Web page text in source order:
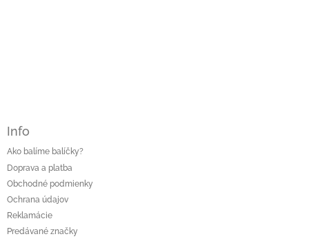
Info
Ako balíme balíčky?
Doprava a platba
Obchodné podmienky
Ochrana údajov
Reklamácie
Predávané značky